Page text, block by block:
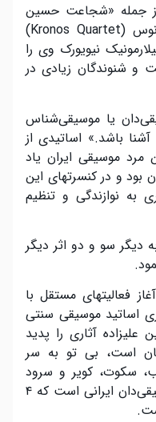
جمله «شجاعت حسین
خان» (غزل) و یا با کوارتت کرونوس (Kronos Quartet)
نیویورک وی را
و شنوندگان زیادی در
یا موسیقی‌شناس
باشد.» اساتیدی از
مرد موسیقی ایران یاد
بود و در کنسرتهای این
به نوازندگی و تنظیم
دیگر سو و دو اثر دیگر
فعالیتهای مستقل با
اساتید موسیقی سنتی
آثاری را پدید
است، بی تو به سر
سکوت، کویر و سرود
مهر می‌شوند. کیهان کلهر تنها موسیقی‌دان ایرانی است که ۴